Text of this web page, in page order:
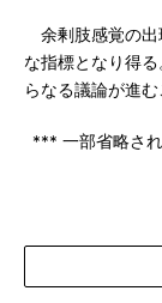
余剰肢感覚の出
な指標となり得
らなる議論が進む
*** 一部省略さ